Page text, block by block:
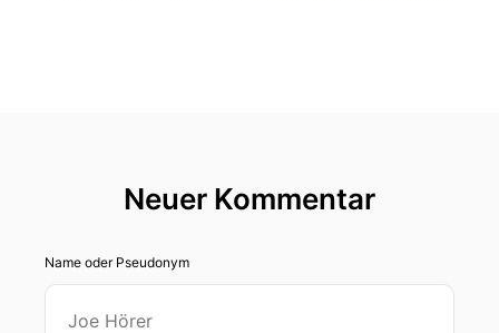
Neuer Kommentar
Name oder Pseudonym